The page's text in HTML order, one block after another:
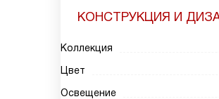
КОНСТРУКЦИЯ И
Коллекция
Цвет
Освещение